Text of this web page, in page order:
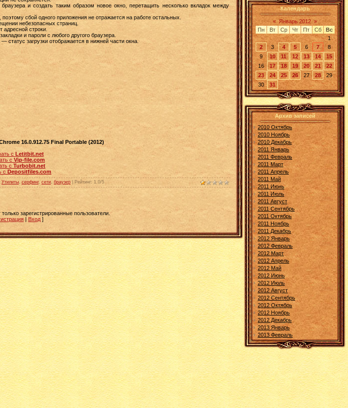
и создать таким образом новое окно, перетащить несколько вкладок между
сбой одного приложения не отражается на работе остальных.
небезопасных страниц.
строки.
и пароли с любого другого браузера.
статус загрузки отображается в нижней части окна.
16.0.912.75 Final Portable (2012)
с Letitbit.net
с Vip-file.com
с Turbobit.net
с Depositfiles.com
Утилиты серфинг, сети браузер Рейтинг: 1.0/5
зарегистрированные пользователи.
| Вход ]
Календарь
« Январь 2012 »
Пн
Вт Ср Чт Пт Сб
Вс
1
2
3 4 5 6 7
8
9
10 11 12 13 14
15
16
17 18 19 20 21
22
23
24 25 26 27 28
29
30
31
Архив записей
2010 Октябрь
2010 Ноябрь
2010 Декабрь
2011 Январь
2011 Февраль
2011 Март
2011 Апрель
2011 Май
2011 Июнь
2011 Июль
2011 Август
2011 Сентябрь
2011 Октябрь
2011 Ноябрь
2011 Декабрь
2012 Январь
2012 Февраль
2012 Март
2012 Апрель
2012 Май
2012 Июнь
2012 Июль
2012 Август
2012 Сентябрь
2012 Октябрь
2012 Ноябрь
2012 Декабрь
2013 Январь
2013 Февраль